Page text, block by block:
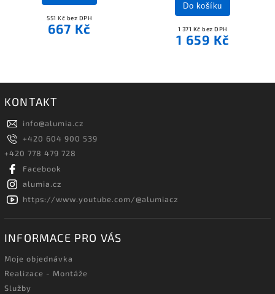
551 Kč bez DPH
667 Kč 1 371 Kč bez DPH
1 659 Kč
Do košíku
KONTAKT
info@alumia.cz
+420 604 900 539
+420 778 479 728
Facebook
alumia.cz
https://www.youtube.com/@alumiacz
INFORMACE PRO VÁS
Moje objednávka
Realizace - Montáže
Služby